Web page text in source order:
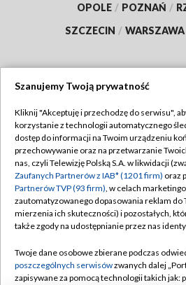
OPOLE / POZNAŃ /
SZCZECIN / WARSZAWA
TVP
Abonament TVP
Emisja w TVP
Centrum informacji TVP
Naziemna Telewizja Cyfrowa
Rada Programowa
Regulamin
Polityka
Moje
Pomoc
Kontakt
Szanujemy Twoją prywatność
Kliknij "Akceptuję i przechodzę do serwisu",
korzystanie z technologii automatycznego
dostęp do informacji na Twoim urządzeniu
przechowywanie oraz na przetwarzanie
nas, czyli Telewizję Polską S.A. w likwidacji
Zaufanych Partnerów z IAB* (1201 firm) oraz
Partnerów TVP (93 firm), w celach
zautomatyzowanego dopasowania reklam do
mierzenia ich skuteczności) i pozostałych,
także zgody na udostępnianie przez nas
Twoje dane osobowe zbierane podczas
poszczególnych serwisówzwanych dalej
zapisywane za pomocą technologii takich jak: